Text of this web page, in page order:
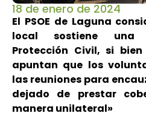
18 de enero de 2024
El PSOE de Laguna
local sostiene una
Protección Civil, si
apuntan que los
las reuniones para
dejado de prestar
manera unilateral»